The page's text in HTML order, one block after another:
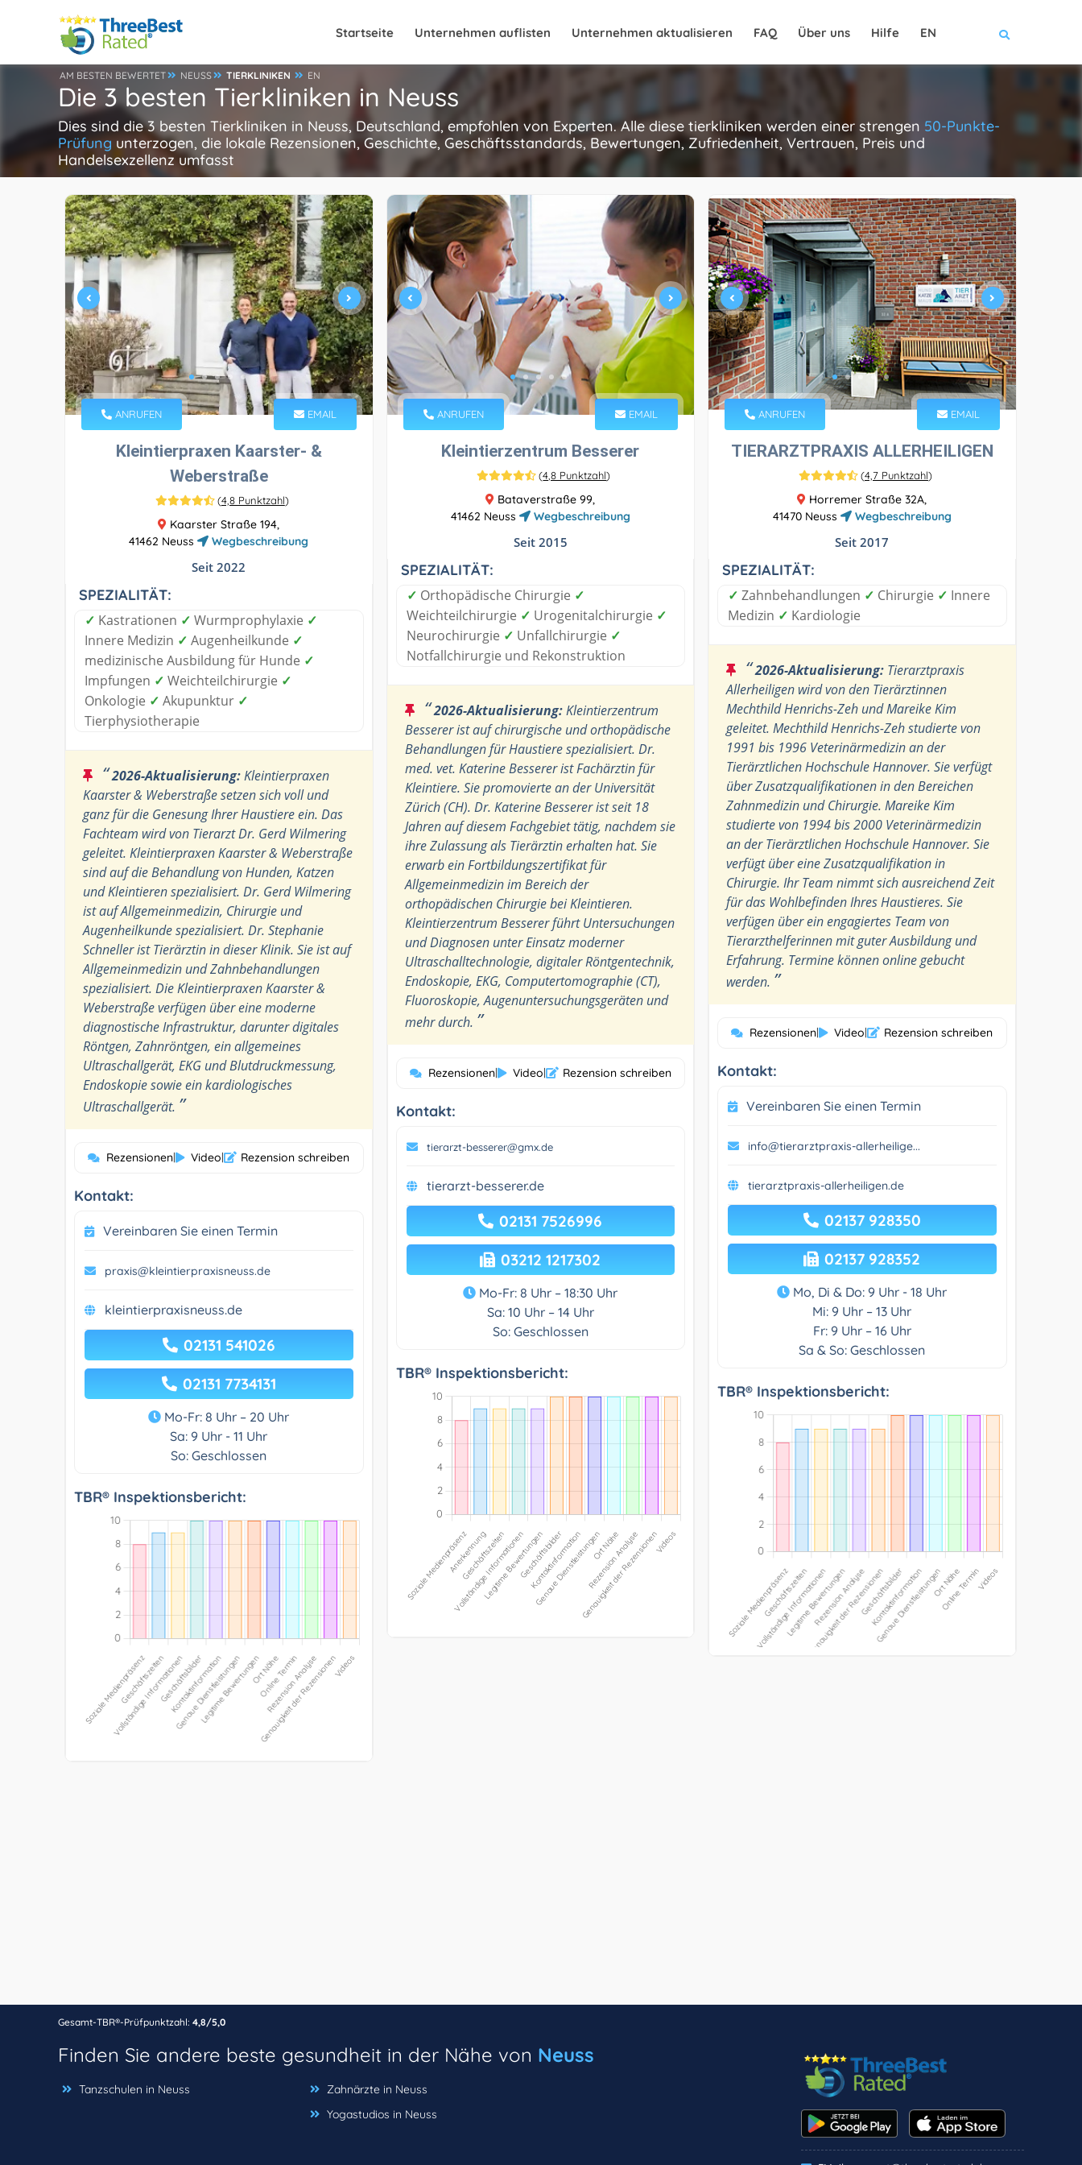
Startseite Unternehmen auflisten Unternehmen aktualisieren FAQ Über uns Hilfe EN
AM BESTEN BEWERTET NEUSS TIERKLINIKEN EN
Die 3 besten Tierkliniken in Neuss
Dies sind die 3 besten Tierkliniken in Neuss, Deutschland, empfohlen von Experten. Alle diese tierkliniken werden einer strengen 50-Punkte-
Prüfung unterzogen, die lokale Rezensionen, Geschichte, Geschäftsstandards, Bewertungen, Zufriedenheit, Vertrauen, Preis und
Handelsexzellenz umfasst
ANRUFEN EMAIL
Kleintierpraxen Kaarster- &
Weberstraße
(4,8 Punktzahl)
Kaarster Straße 194,
41462 Neuss
Wegbeschreibung
Seit 2022
SPEZIALITÄT:
✓ Kastrationen ✓ Wurmprophylaxie ✓
Innere Medizin ✓ Augenheilkunde ✓
medizinische Ausbildung für Hunde ✓
Impfungen ✓ Weichteilchirurgie ✓
Onkologie ✓ Akupunktur ✓
Tierphysiotherapie
“2026-Aktualisierung:Kleintierpraxen
Kaarster & Weberstraße setzen sich voll und
ganz für die Genesung Ihrer Haustiere ein. Das
Fachteam wird von Tierarzt Dr. Gerd Wilmering
geleitet. Kleintierpraxen Kaarster & Weberstraße
sind auf die Behandlung von Hunden, Katzen
und Kleintieren spezialisiert. Dr. Gerd Wilmering
ist auf Allgemeinmedizin, Chirurgie und
Augenheilkunde spezialisiert. Dr. Stephanie
Schneller ist Tierärztin in dieser Klinik. Sie ist auf
Allgemeinmedizin und Zahnbehandlungen
spezialisiert. Die Kleintierpraxen Kaarster &
Weberstraße verfügen über eine moderne
diagnostische Infrastruktur, darunter digitales
Röntgen, Zahnröntgen, ein allgemeines
Ultraschallgerät, EKG und Blutdruckmessung,
Endoskopie sowie ein kardiologisches
Ultraschallgerät. ”
Rezensionen| Video| Rezension schreiben
Kontakt:
Vereinbaren Sie einen Termin
praxis@kleintierpraxisneuss.de
kleintierpraxisneuss.de
02131 541026
02131 7734131
Mo-Fr: 8 Uhr – 20 Uhr
Sa: 9 Uhr - 11 Uhr
So: Geschlossen
TBR® Inspektionsbericht:
ANRUFEN EMAIL
Kleintierzentrum Besserer
(4,8 Punktzahl)
Bataverstraße 99,
41462 Neuss
Wegbeschreibung
Seit 2015
SPEZIALITÄT:
✓ Orthopädische Chirurgie ✓
Weichteilchirurgie ✓ Urogenitalchirurgie ✓
Neurochirurgie ✓ Unfallchirurgie ✓
Notfallchirurgie und Rekonstruktion
“2026-Aktualisierung:Kleintierzentrum
Besserer ist auf chirurgische und orthopädische
Behandlungen für Haustiere spezialisiert. Dr.
med. vet. Katerine Besserer ist Fachärztin für
Kleintiere. Sie promovierte an der Universität
Zürich (CH). Dr. Katerine Besserer ist seit 18
Jahren auf diesem Fachgebiet tätig, nachdem sie
ihre Zulassung als Tierärztin erhalten hat. Sie
erwarb ein Fortbildungszertifikat für
Allgemeinmedizin im Bereich der
orthopädischen Chirurgie bei Kleintieren.
Kleintierzentrum Besserer führt Untersuchungen
und Diagnosen unter Einsatz moderner
Ultraschalltechnologie, digitaler Röntgentechnik,
Endoskopie, EKG, Computertomographie (CT),
Fluoroskopie, Augenuntersuchungsgeräten und
mehr durch. ”
Rezensionen| Video| Rezension schreiben
Kontakt:
tierarzt-besserer@gmx.de
tierarzt-besserer.de
02131 7526996
03212 1217302
Mo-Fr: 8 Uhr – 18:30 Uhr
Sa: 10 Uhr – 14 Uhr
So: Geschlossen
TBR® Inspektionsbericht:
ANRUFEN EMAIL
TIERARZTPRAXIS ALLERHEILIGEN
(4,7 Punktzahl)
Horremer Straße 32A,
41470 Neuss
Wegbeschreibung
Seit 2017
SPEZIALITÄT:
✓ Zahnbehandlungen ✓ Chirurgie ✓ Innere
Medizin ✓ Kardiologie
“2026-Aktualisierung: Tierarztpraxis
Allerheiligen wird von den Tierärztinnen
Mechthild Henrichs-Zeh und Mareike Kim
geleitet. Mechthild Henrichs-Zeh studierte von
1991 bis 1996 Veterinärmedizin an der
Tierärztlichen Hochschule Hannover. Sie verfügt
über Zusatzqualifikationen in den Bereichen
Zahnmedizin und Chirurgie. Mareike Kim
studierte von 1994 bis 2000 Veterinärmedizin
an der Tierärztlichen Hochschule Hannover. Sie
verfügt über eine Zusatzqualifikation in
Chirurgie. Ihr Team nimmt sich ausreichend Zeit
für das Wohlbefinden Ihres Haustieres. Sie
verfügen über ein engagiertes Team von
Tierarzthelferinnen mit guter Ausbildung und
Erfahrung. Termine können online gebucht
werden. ”
Rezensionen| Video| Rezension schreiben
Kontakt:
Vereinbaren Sie einen Termin
info@tierarztpraxis-allerheilige...
tierarztpraxis-allerheiligen.de
02137 928350
02137 928352
Mo, Di & Do: 9 Uhr - 18 Uhr
Mi: 9 Uhr – 13 Uhr
Fr: 9 Uhr – 16 Uhr
Sa & So: Geschlossen
TBR® Inspektionsbericht:
Gesamt-TBR®-Prüfpunktzahl: 4,8/5,0
Finden Sie andere beste gesundheit in der Nähe von Neuss
Tanzschulen in Neuss
Zahnärzte in Neuss
Yogastudios in Neuss